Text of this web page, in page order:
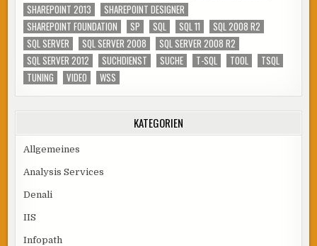
SHAREPOINT 2013
SHAREPOINT DESIGNER
SHAREPOINT FOUNDATION
SP SQL SQL 11
SQL 2008 R2
SQL SERVER
SQL SERVER 2008
SQL SERVER 2008 R2
SQL SERVER 2012
SUCHDIENST SUCHE T-SQL TOOL
TSQL
TUNING
VIDEO WSS
KATEGORIEN
Allgemeines
Analysis Services
Denali
IIS
Infopath